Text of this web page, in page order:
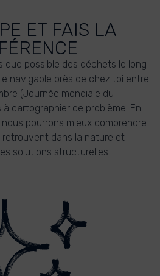
ET FAIS LA
possible des déchets le long
navigable près de chez toi entre
(Journée mondiale du
cartographier ce problème. En
pourrons mieux comprendre
dans la nature et
solutions structurelles.